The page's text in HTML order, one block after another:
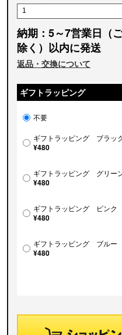
納期：5～7営業日（
除く）以内に発送
返品・交換について
ギフトラッピング
不要
ギフトラッピング ブラッ
¥480
ギフトラッピング グリー
¥480
ギフトラッピング ピンク
¥480
ギフトラッピング ブルー
¥480